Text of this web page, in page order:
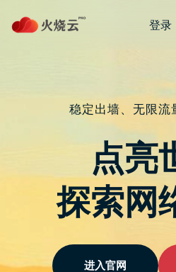
nordvpn 安卓
骇客比赛「
功发现存在於
Microsoft Teams
高额
于 2022 年 5 月 22 日